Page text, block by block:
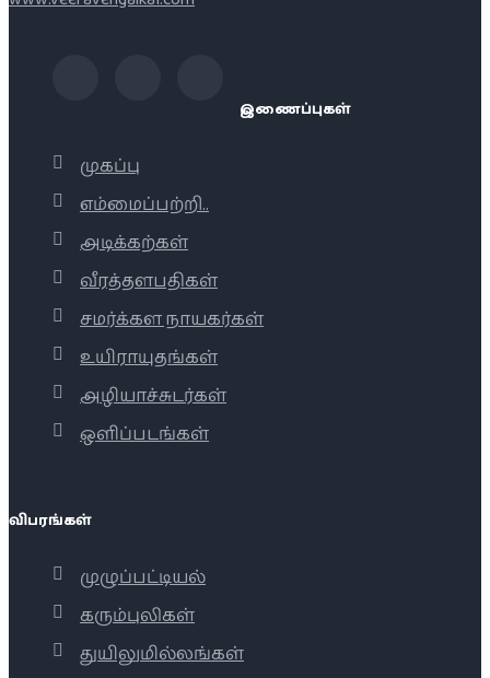
இணைப்புகள்
முகப்பு
எம்மைப்பற்றி..
அடிக்கற்கள்
வீரத்தளபதிகள்
சமர்க்கள நாயகர்கள்
உயிராயுதங்கள்
அழியாச்சுடர்கள்
ஒளிப்படங்கள்
விபரங்கள்
முழுப்பட்டியல்
கரும்புலிகள்
துயிலுமில்லங்கள்